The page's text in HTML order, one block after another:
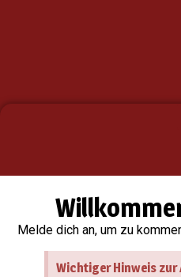
Melde dich an, um zu
Wichtiger Hinweis zur